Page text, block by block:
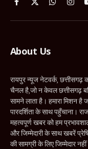
Facebook
X
WhatsApp
About Us
रायपुर न्यूज नेटवर्क, छत्तीसगढ़
चैनल है,जो न केवल छत्तीसगढ़
सामने लाता है। हमारा मिशन है
पारदर्शिता के साथ पहुँचाना।
महत्वपूर्ण खबर को हम
और जिम्मेदारी के साथ खबरें
की सामग्री के लिए जिम्मेदार